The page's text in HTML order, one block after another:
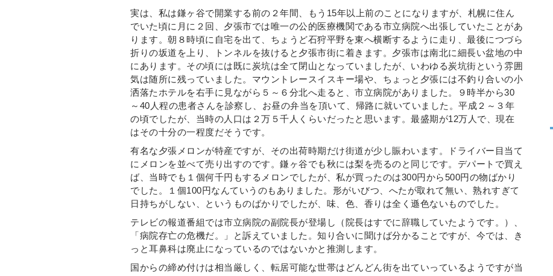
実は、私は鎌ヶ谷で開業する前の２年間、もう15年以上前のことになりますが、札幌に住ん
でいた頃に月に２回、夕張市では唯一の公的医療機関である市立病院へ出張していたことがあ
ります。朝８時頃に自宅を出て、ちょうど石狩平野を東へ横断するように走り、最後につづら
折りの坂道を上り、トンネルを抜けると夕張市街に着きます。夕張市は南北に細長い盆地の中
にあります。その頃には既に炭坑は全て閉山となっていましたが、いわゆる炭坑街という雰囲
気は随所に残っていました。マウントレースイスキー場や、ちょっと夕張には不釣り合いの小
洒落たホテルを右手に見ながら５～６分北へ走ると、市立病院がありました。９時半から30
～40人程の患者さんを診察し、お昼の弁当を頂いて、帰路に就いていました。平成２～３年
の頃でしたが、当時の人口は２万５千人くらいだったと思います。最盛期が12万人で、現在
はその十分の一程度だそうです。
有名な夕張メロンが特産ですが、その出荷時期だけ街道が少し賑わいます。ドライバー目当て
にメロンを並べて売り出すのです。鎌ヶ谷でも秋には梨を売るのと同じです。デパートで買え
ば、当時でも１個何千円もするメロンでしたが、私が買ったのは300円から500円の物ばかり
でした。１個100円なんていうのもありました。形がいびつ、へたが取れて無い、熟れすぎて
日持ちがしない、というものばかりでしたが、味、色、香りは全く遜色ないものでした。
テレビの報道番組では市立病院の副院長が登場し（院長はすでに辞職していたようです。）、
「病院存亡の危機だ。」と訴えていました。知り合いに聞けば分かることですが、今では、き
っと耳鼻科は廃止になっているのではないかと推測します。
国からの締め付けは相当厳しく、転居可能な世帯はどんどん街を出ていっているようですが当